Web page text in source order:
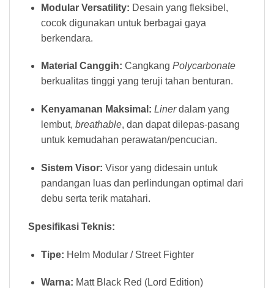
Modular Versatility: Desain yang fleksibel,
cocok digunakan untuk berbagai gaya
berkendara.
Material Canggih: Cangkang Polycarbonate
berkualitas tinggi yang teruji tahan benturan.
Kenyamanan Maksimal: Linerdalam yang
lembut, breathable, dan dapat dilepas-pasang
untuk kemudahan perawatan/pencucian.
Sistem Visor: Visor yang didesain untuk
pandangan luas dan perlindungan optimal dari
debu serta terik matahari.
Spesifikasi Teknis:
Tipe: Helm Modular / Street Fighter
Warna: Matt Black Red (Lord Edition)